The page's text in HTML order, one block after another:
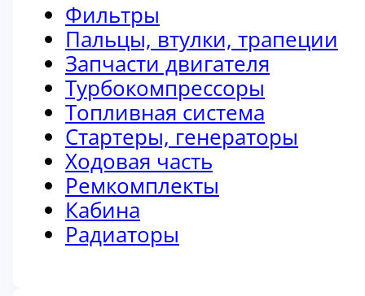
Фильтры
Пальцы, втулки, трапеции
Запчасти двигателя
Турбокомпрессоры
Топливная система
Стартеры, генераторы
Ходовая часть
Ремкомплекты
Кабина
Радиаторы